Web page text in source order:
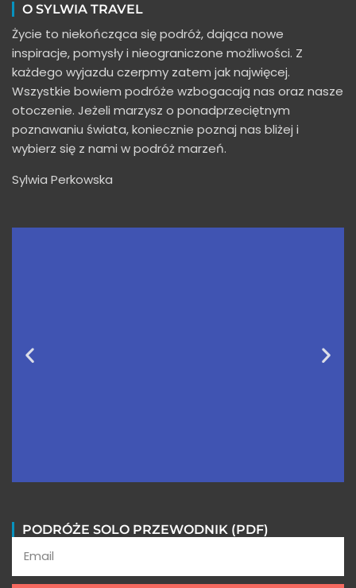
O SYLWIA TRAVEL
Życie to niekończąca się podróż, dająca nowe
inspiracje, pomysły i nieograniczone możliwości. Z
każdego wyjazdu czerpmy zatem jak najwięcej.
Wszystkie bowiem podróże wzbogacają nas oraz nasze
otoczenie. Jeżeli marzysz o ponadprzeciętnym
poznawaniu świata, koniecznie poznaj nas bliżej i
wybierz się z nami w podróż marzeń.
Sylwia Perkowska
PODRÓŻE SOLO PRZEWODNIK (PDF)